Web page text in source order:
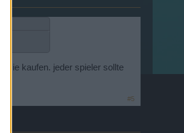
sie kaufen. jeder spieler sollte
#5